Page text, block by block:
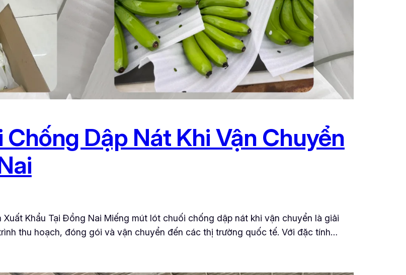
Dập Nát Khi Vận Chuyển
Khẩu Tại Đồng Nai Miếng mút lót chuối chống dập nát khi vận chuyển là giải
thu hoạch, đóng gói và vận chuyển đến các thị trường quốc tế. Với đặc tính…